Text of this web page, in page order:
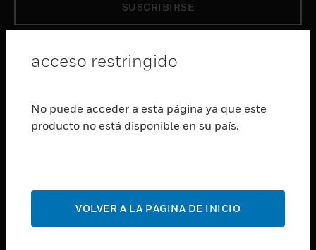
SUSCRIBIRSE
Cambiar vista
SERVICIOS
Cambiar vista
Cambiar vista
acceso restringido
No puede acceder a esta página ya que este
producto no está disponible en su país.
VOLVER A LA PÁGINA DE INICIO